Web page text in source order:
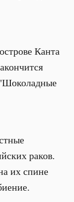
Канта
раков.
их спине